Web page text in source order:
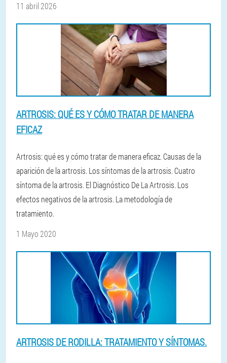
11 abril 2026
ARTROSIS: QUÉ ES Y CÓMO TRATAR DE MANERA
EFICAZ
Artrosis: qué es y cómo tratar de manera eficaz. Causas de la
aparición de la artrosis. Los síntomas de la artrosis. Cuatro
síntoma de la artrosis. El Diagnóstico De La Artrosis. Los
efectos negativos de la artrosis. La metodología de
tratamiento.
1 Mayo 2020
ARTROSIS DE RODILLA: TRATAMIENTO Y SÍNTOMAS.